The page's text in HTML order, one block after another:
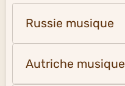
Russie musique
Autriche musique